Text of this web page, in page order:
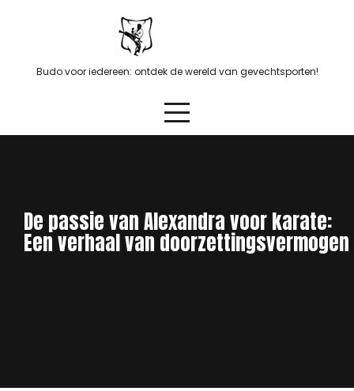
Budo voor iedereen: ontdek de wereld van gevechtsporten!
De passie van Alexandra voor karate:
Een verhaal van doorzettingsvermogen